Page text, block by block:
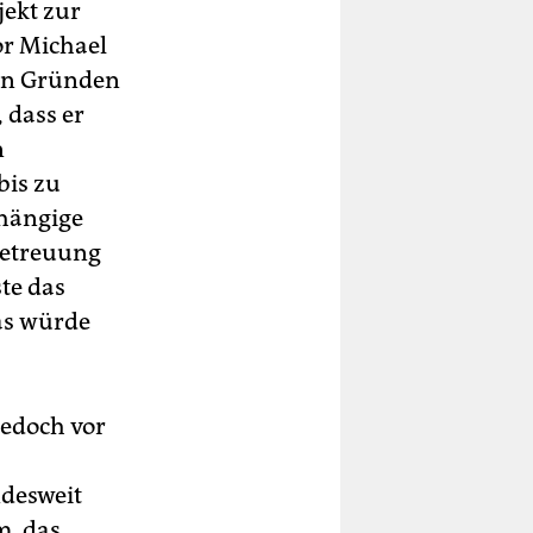
zur
Michael
Gründen
er
zu
das
würde
vor